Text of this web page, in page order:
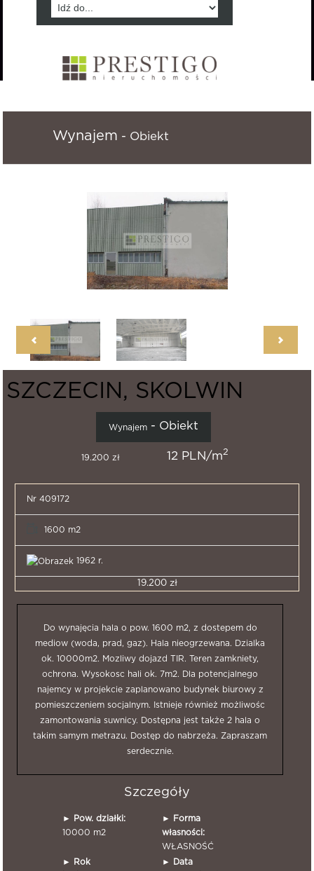
Wynajem - Obiekt
SZCZECIN, SKOLWIN
Wynajem - Obiekt
19.200 zł 12 PLN/m2
Nr 409172
1600 m2
1962 r.
19.200 zł
Do wynajęcia hala o pow. 1600 m2, z dostepem do
mediow (woda, prad, gaz). Hala nieogrzewana. Dzialka
ok. 10000m2. Mozliwy dojazd TIR. Teren zamkniety,
ochrona. Wysokosc hali ok. 7m2. Dla potencjalnego
najemcy w projekcie zaplanowano budynek biurowy z
pomieszczeniem socjalnym. Istnieje również możliwośc
zamontowania suwnicy. Dostępna jest także 2 hala o
takim samym metrazu. Dostęp do nabrzeża. Zapraszam
serdecznie.
Szczegóły
►
Pow. działki:
10000 m2
►
Forma
własności:
WŁASNOŚĆ
►
Rok
►
Data